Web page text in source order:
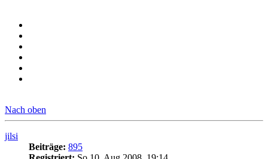
Nach oben
jilsi
Beiträge: 895